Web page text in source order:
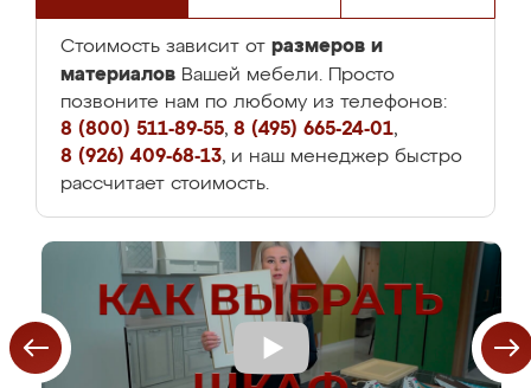
Стоимость зависит от размеров и
материалов Вашей мебели. Просто
позвоните нам по любому из телефонов:
8 (800) 511-89-55, 8 (495) 665-24-01,
8 (926) 409-68-13, и наш менеджер быстро
рассчитает стоимость.